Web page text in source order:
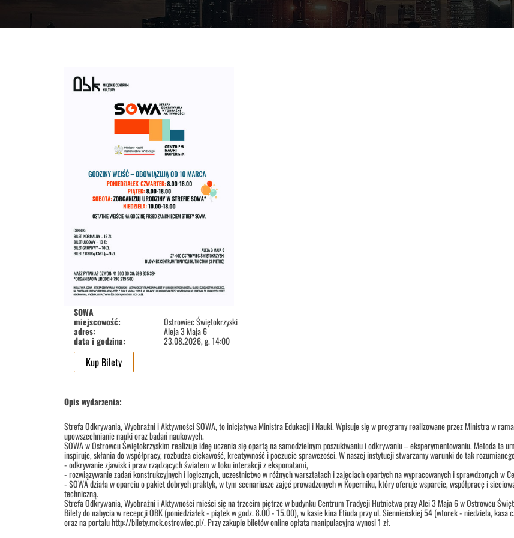
SOWA
miejscowość: Ostrowiec Świętokrzyski
adres: Aleja 3 Maja 6
data i godzina: 23.08.2026, g. 14:00
Kup Bilety
Opis wydarzenia:
Strefa Odkrywania, Wyobraźni i Aktywności SOWA, to inicjatywa Ministra Edukacji i Nauki. Wpisuje się w programy realizowane przez Ministra w
upowszechnianie nauki oraz badań naukowych.
SOWA w Ostrowcu Świętokrzyskim realizuje ideę uczenia się opartą na samodzielnym poszukiwaniu i odkrywaniu – eksperymentowaniu. Metoda ta
inspiruje, skłania do współpracy, rozbudza ciekawość, kreatywność i poczucie sprawczości. W naszej instytucji stwarzamy warunki do tak
- odkrywanie zjawisk i praw rządzących światem w toku interakcji z eksponatami,
- rozwiązywanie zadań konstrukcyjnych i logicznych, uczestnictwo w różnych warsztatach i zajęciach opartych na wypracowanych i sprawdzonych w
- SOWA działa w oparciu o pakiet dobrych praktyk, w tym scenariusze zajęć prowadzonych w Koperniku, który oferuje wsparcie, współpracę i
techniczną.
Strefa Odkrywania, Wyobraźni i Aktywności mieści się na trzecim piętrze w budynku Centrum Tradycji Hutnictwa przy Alei 3 Maja 6 w Ostrowcu
Bilety do nabycia w recepcji OBK (poniedziałek - piątek w godz. 8.00 - 15.00), w kasie kina Etiuda przy ul. Siennieńskiej 54 (wtorek - niedziela, kasa
oraz na portalu http://bilety.mck.ostrowiec.pl/. Przy zakupie biletów online opłata manipulacyjna wynosi 1 zł.